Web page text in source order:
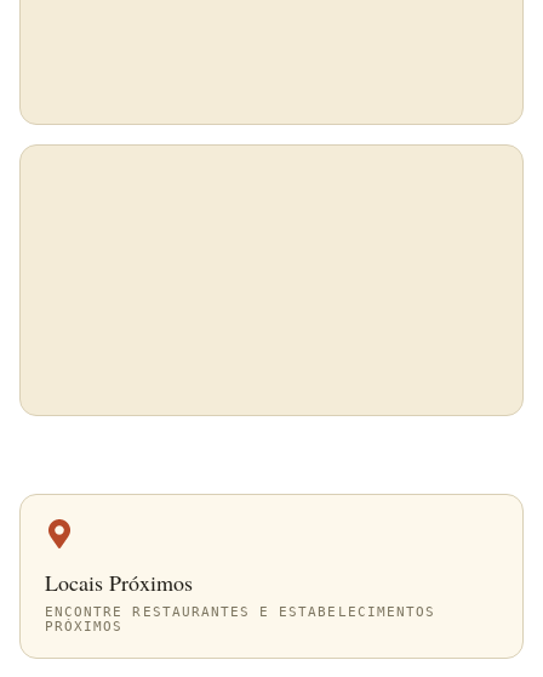
Locais Próximos
ENCONTRE RESTAURANTES E ESTABELECIMENTOS
PRÓXIMOS